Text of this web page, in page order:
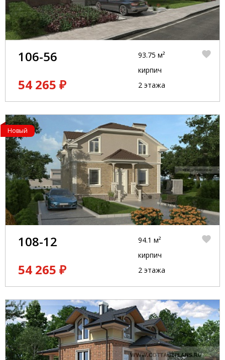
106-56
54 265 ₽
93.75 м²
кирпич
2 этажа
Новый
108-12
54 265 ₽
94.1 м²
кирпич
2 этажа